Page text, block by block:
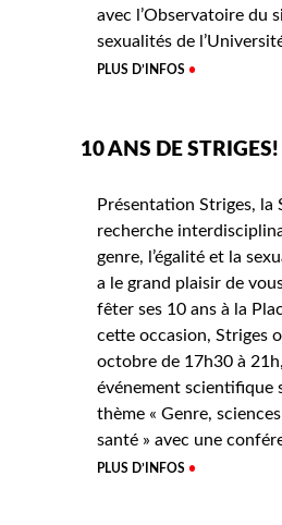
avec l’Observatoire du
sexualités de
PLUS D’INFOS
10 ANS DE STRIGES!
Présentation Striges, la
recherche
genre, l’égalité et la
a le grand plaisir de
fêter ses 10 ans à la
cette occasion, Striges
octobre de 17h30 à
événement scientifique
thème « Genre,
santé » avec une
PLUS D’INFOS